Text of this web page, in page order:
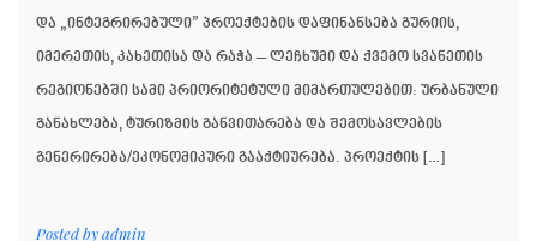
და „ინტეგრირებული” პროექტების დაფინანსება გურიის,
იმერეთის, კახეთისა და რაჭა – ლეჩხუმი და ქვემო სვანეთის
რეგიონებში სამი პრიორიტეტული მიმართულებით: ურბანული
განახლება, ტურიზმის განვითარება და შემოსავლების
გენერირება/ეკონომიკური გააქტიურება. პროექტის […]
Posted byadmin